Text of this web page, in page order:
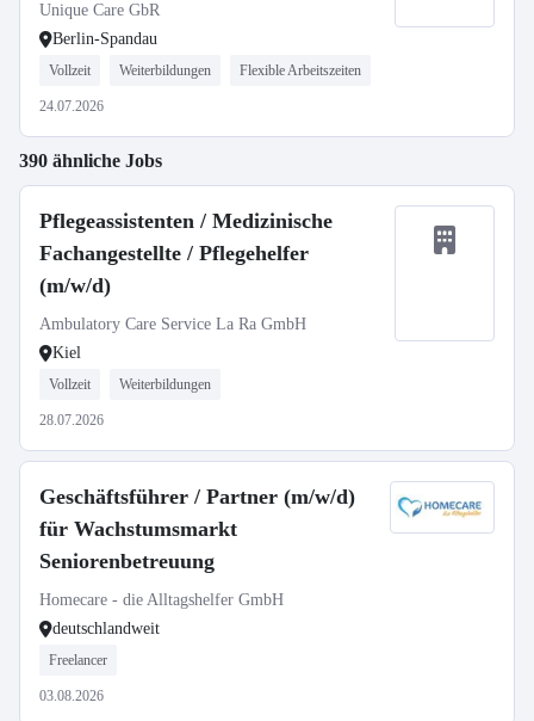
Unique Care GbR
Berlin-Spandau
Vollzeit Weiterbildungen Flexible Arbeitszeiten
24.07.2026
390 ähnliche Jobs
Pflegeassistenten / Medizinische
Fachangestellte / Pflegehelfer
(m/w/d)
Ambulatory Care Service La Ra GmbH
Kiel
Vollzeit Weiterbildungen
28.07.2026
Geschäftsführer / Partner (m/w/d)
für Wachstumsmarkt
Seniorenbetreuung
Homecare - die Alltagshelfer GmbH
deutschlandweit
Freelancer
03.08.2026